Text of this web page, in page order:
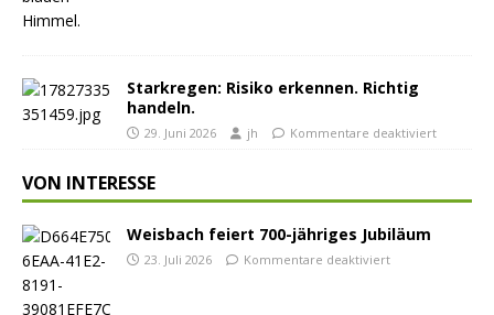
Starkregen: Risiko erkennen. Richtig
handeln.
29. Juni 2026 jh Kommentare deaktiviert
VON INTERESSE
Weisbach feiert 700-jähriges Jubiläum
23. Juli 2026 Kommentare deaktiviert